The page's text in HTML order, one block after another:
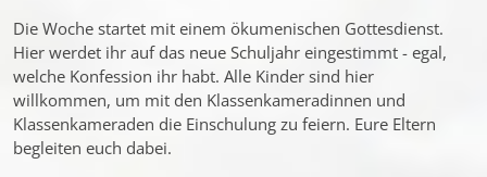
Die Woche startet mit einem ökumenischen Gottesdienst.
Hier werdet ihr auf das neue Schuljahr eingestimmt - egal,
welche Konfession ihr habt. Alle Kinder sind hier
willkommen, um mit den Klassenkameradinnen und
Klassenkameraden die Einschulung zu feiern. Eure Eltern
begleiten euch dabei.